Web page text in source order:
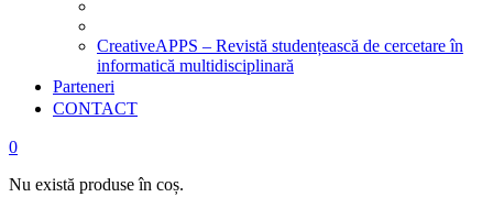
CreativeAPPS – Revistă studențească de cercetare în
informatică multidisciplinară
Parteneri
CONTACT
0
Nu există produse în coș.